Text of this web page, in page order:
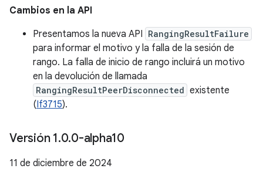
Cambios en la API
Presentamos la nueva API RangingResultFailure
para informar el motivo y la falla de la sesión de
rango. La falla de inicio de rango incluirá un motivo
en la devolución de llamada
RangingResultPeerDisconnected existente
(If3715).
Versión 1.0.0-alpha10
11 de diciembre de 2024